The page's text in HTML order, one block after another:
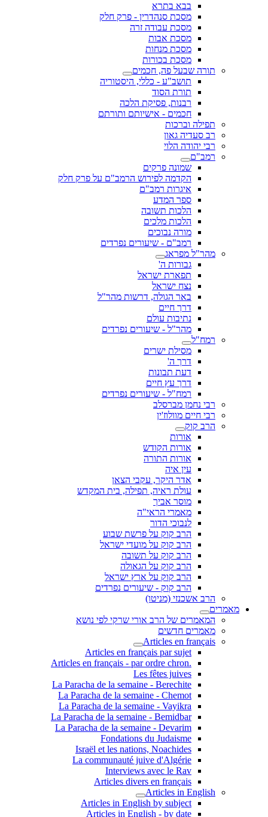
בבא בתרא
מסכת סנהדרין - פרק חלק
מסכת עבודה זרה
מסכת אבות
מסכת מנחות
מסכת בכורות
תורה שבעל פה, חכמים
תושב"ע - כללי, היסטוריה
תורת הסוד
רבנות, פסיקת הלכה
חכמים - אישיותם ותורתם
תפילה וברכות
רב סעדיה גאון
רבי יהודה הלוי
רמב"ם
שמונה פרקים
הקדמה לפירוש הרמב"ם על פרק חלק
איגרות רמב"ם
ספר המדע
הלכות תשובה
הלכות מלכים
מורה נבוכים
רמב"ם - שיעורים נפרדים
מהר"ל מפראג
גבורות ה'
תפארת ישראל
נצח ישראל
באר הגולה, דרשות מהר"ל
דרך חיים
נתיבות עולם
מהר"ל - שיעורים נפרדים
רמח"ל
מסילת ישרים
דרך ה'
דעת תבונות
דרך עץ חיים
רמח"ל - שיעורים נפרדים
רבי נחמן מברסלב
רבי חיים מוולוז'ין
הרב קוק
אורות
אורות הקודש
אורות התורה
עין איה
אדר היקר, עקבי הצאן
עולת ראיה, תפילה, בית המקדש
מוסר אביך
מאמרי הראי"ה
לנבוכי הדור
הרב קוק על פרשת שבוע
הרב קוק על מועדי ישראל
הרב קוק על תשובה
הרב קוק על הגאולה
הרב קוק על ארץ ישראל
הרב קוק - שיעורים נפרדים
הרב אשכנזי (מניטו)
מאמרים
המאמרים של הרב אורי שרקי לפי נושא
מאמרים חדשים
Articles en français
Articles en français par sujet
.Articles en français - par ordre chron
Les fêtes juives
La Paracha de la semaine - Berechite
La Paracha de la semaine - Chemot
La Paracha de la semaine - Vayikra
La Paracha de la semaine - Bemidbar
La Paracha de la semaine - Devarim
Fondations du Judaisme
Israël et les nations, Noachides
La communauté juive d'Algérie
Interviews avec le Rav
Articles divers en français
Articles in English
Articles in English by subject
Articles in English - by date